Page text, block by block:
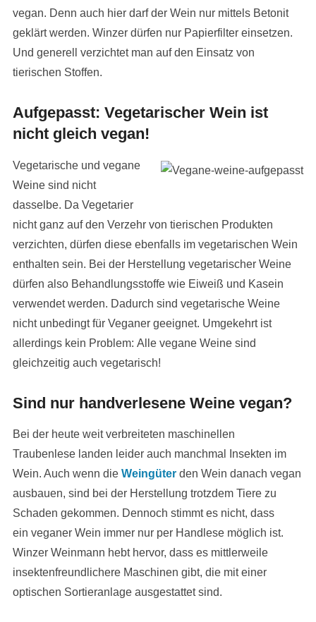
vegan. Denn auch hier darf der Wein nur mittels Betonit
geklärt werden. Winzer dürfen nur Papierfilter einsetzen.
Und generell verzichtet man auf den Einsatz von
tierischen Stoffen.
Aufgepasst: Vegetarischer Wein ist
nicht gleich vegan!
Vegetarische und vegane
Weine sind nicht
dasselbe. Da Vegetarier
nicht ganz auf den Verzehr von tierischen Produkten
verzichten, dürfen diese ebenfalls im vegetarischen Wein
enthalten sein. Bei der Herstellung vegetarischer Weine
dürfen also Behandlungsstoffe wie Eiweiß und Kasein
verwendet werden. Dadurch sind vegetarische Weine
nicht unbedingt für Veganer geeignet. Umgekehrt ist
allerdings kein Problem: Alle vegane Weine sind
gleichzeitig auch vegetarisch!
Sind nur handverlesene Weine vegan?
Bei der heute weit verbreiteten maschinellen
Traubenlese landen leider auch manchmal Insekten im
Wein. Auch wenn die Weingüterden Wein danach vegan
ausbauen, sind bei der Herstellung trotzdem Tiere zu
Schaden gekommen. Dennoch stimmt es nicht, dass
ein veganer Wein immer nur per Handlese möglich ist.
Winzer Weinmann hebt hervor, dass es mittlerweile
insektenfreundlichere Maschinen gibt, die mit einer
optischen Sortieranlage ausgestattet sind.